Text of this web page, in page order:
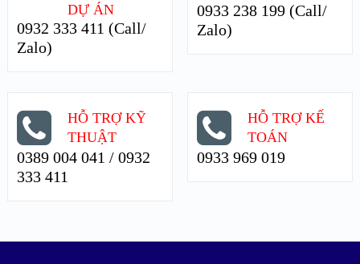
DỰ ÁN
0932 333 411 (Call/
Zalo)
0933 238 199 (Call/
Zalo)
HỖ TRỢ KỸ
THUẬT
0389 004 041 / 0932
333 411
HỖ TRỢ KẾ
TOÁN
0933 969 019